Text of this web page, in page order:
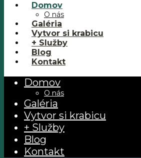
Domov
O nás
Galéria
Vytvor si krabicu
+ Služby
Blog
Kontakt
Domov
O nás
Galéria
Vytvor si krabicu
+ Služby
Blog
Kontakt